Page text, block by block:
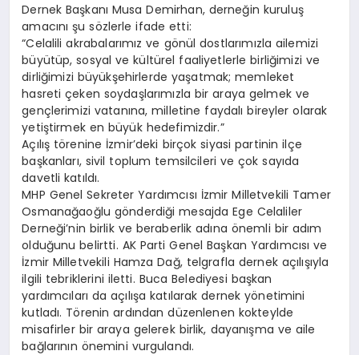
Dernek Başkanı Musa Demirhan, derneğin kuruluş
amacını şu sözlerle ifade etti:
“Celalili akrabalarımız ve gönül dostlarımızla ailemizi
büyütüp, sosyal ve kültürel faaliyetlerle birliğimizi ve
dirliğimizi büyükşehirlerde yaşatmak; memleket
hasreti çeken soydaşlarımızla bir araya gelmek ve
gençlerimizi vatanına, milletine faydalı bireyler olarak
yetiştirmek en büyük hedefimizdir.”
Açılış törenine İzmir’deki birçok siyasi partinin ilçe
başkanları, sivil toplum temsilcileri ve çok sayıda
davetli katıldı.
MHP Genel Sekreter Yardımcısı İzmir Milletvekili Tamer
Osmanağaoğlu gönderdiği mesajda Ege Celaliler
Derneği’nin birlik ve beraberlik adına önemli bir adım
olduğunu belirtti. AK Parti Genel Başkan Yardımcısı ve
İzmir Milletvekili Hamza Dağ, telgrafla dernek açılışıyla
ilgili tebriklerini iletti. Buca Belediyesi başkan
yardımcıları da açılışa katılarak dernek yönetimini
kutladı. Törenin ardından düzenlenen kokteylde
misafirler bir araya gelerek birlik, dayanışma ve aile
bağlarının önemini vurgulandı.